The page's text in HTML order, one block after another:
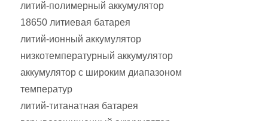
литий-полимерный аккумулятор
18650 литиевая батарея
литий-ионный аккумулятор
низкотемпературный аккумулятор
аккумулятор с широким диапазоном
температур
литий-титанатная батарея